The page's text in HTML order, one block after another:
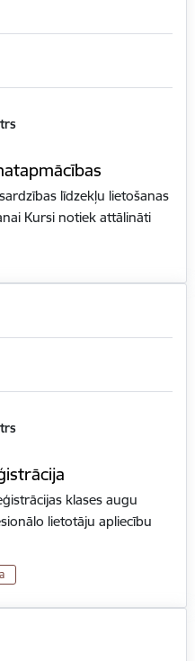
līdzekļu lietošanas
Kursi notiek attālināti
klases augu
lietotāju apliecību